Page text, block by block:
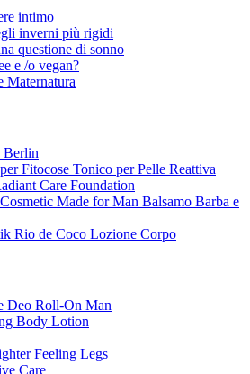
intimo
inverni più rigidi
questione di sonno
e /o vegan?
Maternatura
Berlin
Fitocose Tonico per Pelle Reattiva
Care Foundation
Made for Man Balsamo Barba e
Rio de Coco Lozione Corpo
Deo Roll-On Man
Body Lotion
Feeling Legs
Care